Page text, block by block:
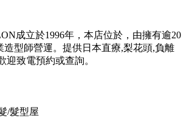
成立於1996年，本店位於，由擁有逾20
造型師營運。提供日本直療,梨花頭,負離
迎致電預約或查詢。
/髮型屋